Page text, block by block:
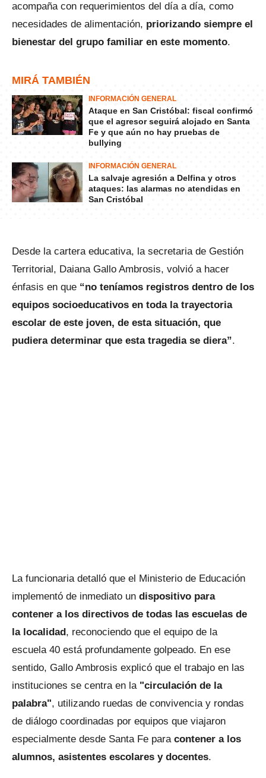
acompaña con requerimientos del día a día, como
necesidades de alimentación, priorizando siempre el
bienestar del grupo familiar en este momento.
MIRÁ TAMBIÉN
INFORMACIÓN GENERAL
Ataque en San Cristóbal: fiscal confirmó
que el agresor seguirá alojado en Santa
Fe y que aún no hay pruebas de
bullying
INFORMACIÓN GENERAL
La salvaje agresión a Delfina y otros
ataques: las alarmas no atendidas en
San Cristóbal
Desde la cartera educativa, la secretaria de Gestión
Territorial, Daiana Gallo Ambrosis, volvió a hacer
énfasis en que “no teníamos registros dentro de los
equipos socioeducativos en toda la trayectoria
escolar de este joven, de esta situación, que
pudiera determinar que esta tragedia se diera”.
La funcionaria detalló que el Ministerio de Educación
implementó de inmediato un dispositivo para
contener a los directivos de todas las escuelas de
la localidad, reconociendo que el equipo de la
escuela 40 está profundamente golpeado. En ese
sentido, Gallo Ambrosis explicó que el trabajo en las
instituciones se centra en la "circulación de la
palabra", utilizando ruedas de convivencia y rondas
de diálogo coordinadas por equipos que viajaron
especialmente desde Santa Fe para contener a los
alumnos, asistentes escolares y docentes.